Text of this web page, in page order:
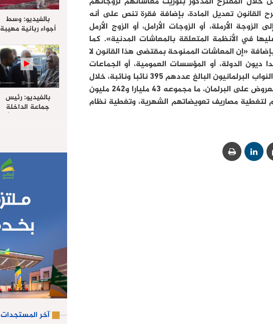
القانون تعديل المادة، بإضافة فقرة تنص على أنه
الأرملة، أو الزوجات الأرامل، أو الزوج الأرمل
في الأنظمة المتعلقة بالمعاشات المدنية». كما
البرلمانيون تعديل المادة 17 بإضافة «إن المعاشات الممنوحة بمقتضى هذا القانون لا
ديون الدولة، أو المؤسسات العمومية، أو الجماعات
المحلية، أو ديون النفقة».وسيكلف النواب البرلمانيون البالغ عددهم 395 نائبا ونائبة، خلال
سنة 2015، حسب قانون المالية المعروض على البرلمان، ما مجموعه 43 مليارا و242 مليون
20 مليار سنتيم لتغطية مصاريف تعويضاتهم الشهرية، وتغطية نظام
بالفيديو: وسط
أجواء ربانية مهيبة
علي خليل ” يؤدي
صلاة عيد الفطر مع
جموع المصلين
بالفيديو: رئيس
جماعة الداخلة
الراغب حرمة الله
الامريكية
آخر المستجدات